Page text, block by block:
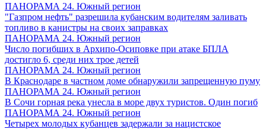
ПАНОРАМА 24. Южный регион
"Газпром нефть" разрешила кубанским водителям заливать
топливо в канистры на своих заправках
ПАНОРАМА 24. Южный регион
Число погибших в Архипо-Осиповке при атаке БПЛА
достигло 6, среди них трое детей
ПАНОРАМА 24. Южный регион
В Краснодаре в частном доме обнаружили запрещенную пуму
ПАНОРАМА 24. Южный регион
В Сочи горная река унесла в море двух туристов. Один погиб
ПАНОРАМА 24. Южный регион
Четырех молодых кубанцев задержали за нацистское